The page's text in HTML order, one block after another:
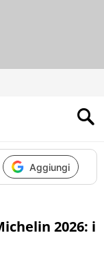
Aggiungi
2026: i